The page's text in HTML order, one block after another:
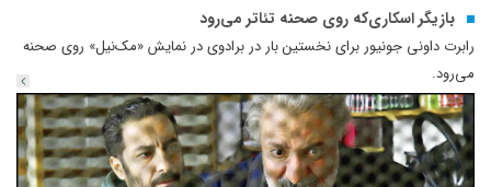
بازیگر اسکاری‌که‌ روی صحنه تئاتر می‌رود
رابرت داونی جونیور برای نخستین بار در برادوی در نمایش «مک‌نیل» روی صحنه
می‌رود.